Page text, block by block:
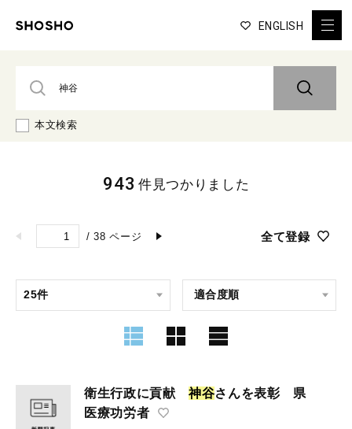
ENGLISH
本文検索
/ 38 ページ 全て登録
943 件見つかりました
衛生行政に貢献神谷さんを表彰 県
医療功労者